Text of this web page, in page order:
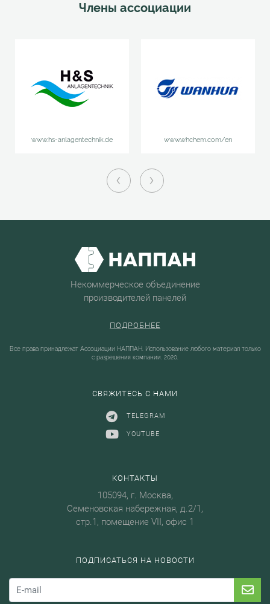
Члены ассоциации
www.hs-anlagentechnik.de www.whchem.com/en
‹ ›
Некоммерческое объединение
производителей панелей
ПОДРОБНЕЕ
Все права принадлежат Ассоциации НАППАН. Использование любого материал только
с разрешения компании. 2020.
СВЯЖИТЕСЬ С НАМИ
TELEGRAM
YOUTUBE
КОНТАКТЫ
105094, г. Москва,
Семеновская набережная, д.2/1,
стр.1, помещение VII, офис 1
ПОДПИСАТЬСЯ НА НОВОСТИ